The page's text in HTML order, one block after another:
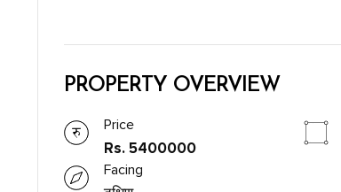
PROPERTY OVERVIEW
Price
Rs. 5400000
Facing